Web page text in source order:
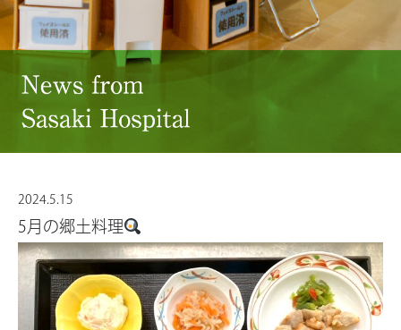
2024.5.15
5月の郷土料理